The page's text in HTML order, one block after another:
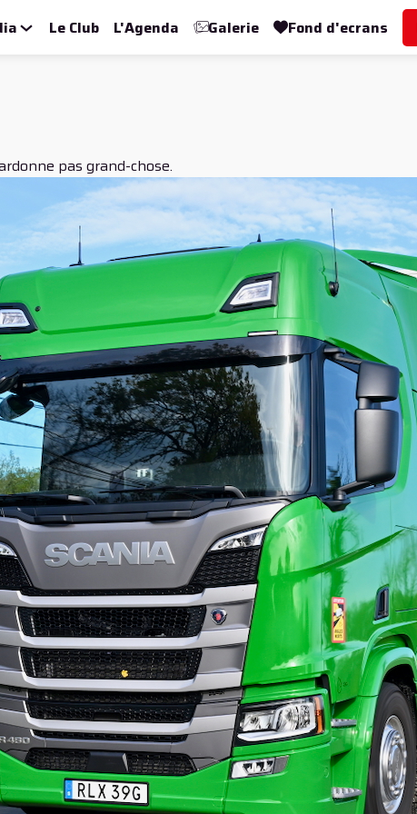
Le Club L'Agenda Galerie Fond d'ecrans
pas grand-chose.